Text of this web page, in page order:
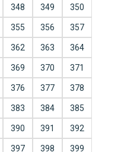
348 349 350
355 356 357
362 363 364
369 370 371
376 377 378
383 384 385
390 391 392
397 398 399